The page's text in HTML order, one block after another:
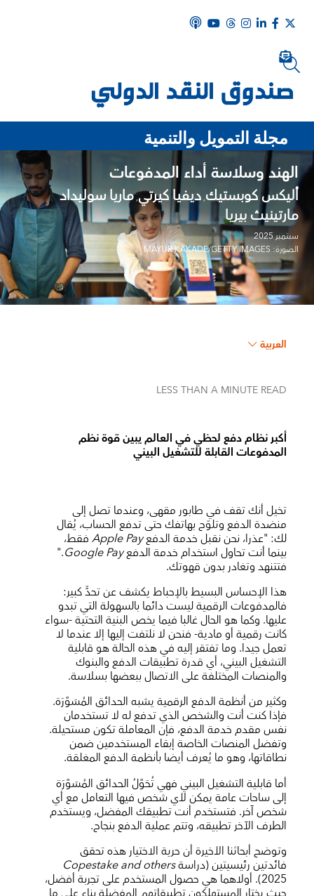
مجلة التمويل والتنمية
الهند وسلاسة أداء المدفوعات
أليكس كوبستيك,ديفيا كيرتي,ماريا سوليداد
مارتينيث بيريا
سبتمبر 2025
الصورة: MAYUR KAKADE/GETTY IMAGES
العربية
LESS THAN A MINUTE READ
أكبر نظام دفع لحظي في العالم يبين قوة نظم
المدفوعات القابلة للتشغيل البيني
تخيل أنك تقف في طابور مقهى، وعندما تصل إلى
منضدة الدفع وتلوّح بهاتفك حتى تدفع الحساب، يُقال
لك: "عذرا، نحن نقبل خدمة الدفعApple Payفقط،
بينما أنت تحاول استخدام خدمة الدفعGoogle Pay
."
فتتنهد وتغادر بدون قهوتك.
هذا الإحساس البسيط بالإحباط يكشف عن تحدٍّ كبير:
فالمدفوعات الرقمية ليست دائما بالسهولة التي تبدو
عليها. وكما هو الحال غالبا فيما يخص البنية التحتية -سواء
كانت رقمية أو مادية- فنحن لا نلتفت إليها إلا عندما لا
تعمل جيدا. وما تفتقر إليه في هذه الحالة هو قابلية
التشغيل البيني، أي قدرة تطبيقات الدفع والبنوك
والمنصات المختلفة على الاتصال ببعضها بسلاسة.
وكثير من أنظمة الدفع الرقمية يشبه الحدائق المُسَوَّرَة.
فإذا كنت أنت والشخص الذي تدفع له لا تستخدمان
نفس مقدم خدمة الدفع، فإن المعاملة تكون مستحيلة.
وتفضل المنصات الخاصة إبقاء المستخدمين ضمن
نطاقاتها، وهو ما يُعرف أيضا بأنظمة الدفع المغلقة.
أما قابلية التشغيل البيني فهي تُحَوَّلُ الحدائق المُسَوَّرَة
إلى ساحات عامة يمكن لأي شخص فيها التعامل مع أي
شخص آخر. فتستخدم أنت تطبيقك المفضل، ويستخدم
الطرف الآخر تطبيقه، وتتم عملية الدفع بنجاح.
وتوضح أبحاثنا الأخيرة أن حرية الاختيار هذه تحقق
فائدتين رئيسيتين (دراسةCopestake and others
2025). أولاهما هي حصول المستخدم على تجربة أفضل،